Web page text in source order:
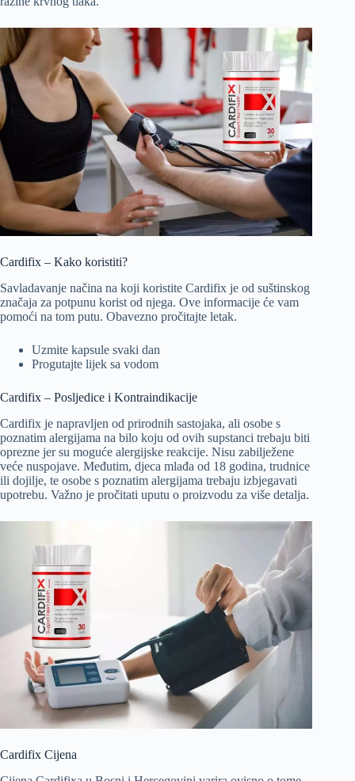
Cardifix – Kako koristiti?
Savladavanje načina na koji koristite Cardifix je od suštinskog
značaja za potpunu korist od njega. Ove informacije će vam
pomoći na tom putu. Obavezno pročitajte letak.
Uzmite kapsule svaki dan
Progutajte lijek sa vodom
Cardifix – Posljedice i Kontraindikacije
Cardifix je napravljen od prirodnih sastojaka, ali osobe s
poznatim alergijama na bilo koju od ovih supstanci trebaju biti
oprezne jer su moguće alergijske reakcije. Nisu zabilježene
veće nuspojave. Međutim, djeca mlađa od 18 godina, trudnice
ili dojilje, te osobe s poznatim alergijama trebaju izbjegavati
upotrebu. Važno je pročitati uputu o proizvodu za više detalja.
Cardifix Cijena